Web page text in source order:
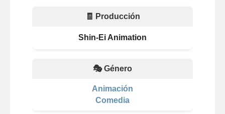
🧾 Producción
Shin-Ei Animation
🎭 Género
Animación
Comedia